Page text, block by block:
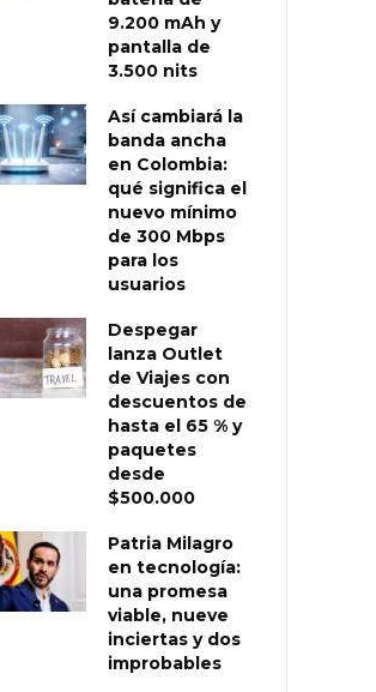
9.200 mAh y
pantalla de
3.500 nits
Así cambiará la
banda ancha
en Colombia:
qué significa el
nuevo mínimo
de 300 Mbps
para los
usuarios
Despegar
lanza Outlet
de Viajes con
descuentos de
hasta el 65 % y
paquetes
desde
$500.000
Patria Milagro
en tecnología:
una promesa
viable, nueve
inciertas y dos
improbables